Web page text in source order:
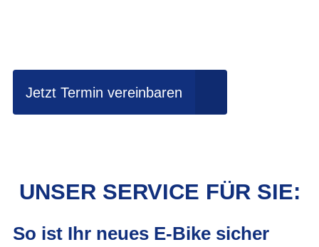
Jetzt Termin vereinbaren
UNSER SERVICE FÜR SIE:
So ist Ihr neues E-Bike sicher